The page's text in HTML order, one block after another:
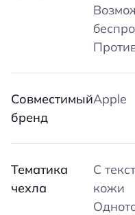
Совместимый
бренд
Apple
Тематика
чехла
С
кожи